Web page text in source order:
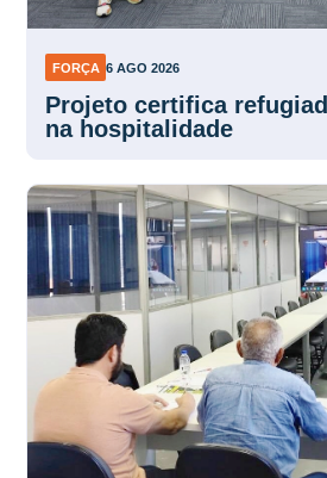
Projeto certifica
na hospitalidade
FORÇA 6 AGO 2026